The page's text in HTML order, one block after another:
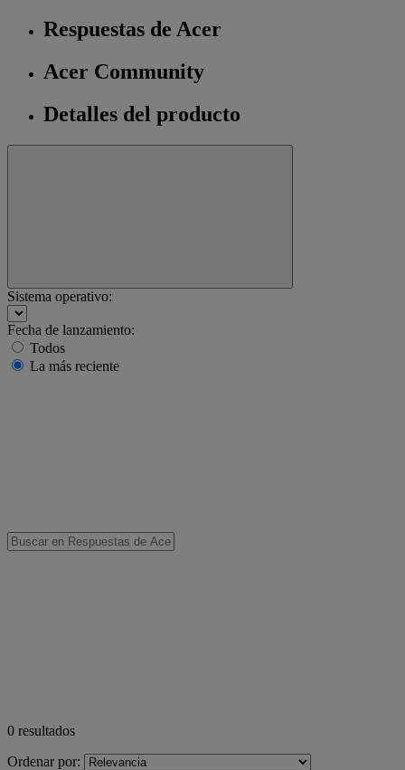
Respuestas de Acer
Acer Community
Detalles del producto
Sistema operativo:
Fecha de lanzamiento:
Todos
La más reciente
0 resultados
Ordenar por: